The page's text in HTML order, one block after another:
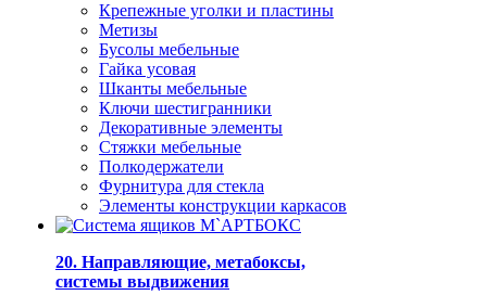
Крепежные уголки и пластины
Метизы
Бусолы мебельные
Гайка усовая
Шканты мебельные
Ключи шестигранники
Декоративные элементы
Стяжки мебельные
Полкодержатели
Фурнитура для стекла
Элементы конструкции каркасов
20. Направляющие, метабоксы,
системы выдвижения